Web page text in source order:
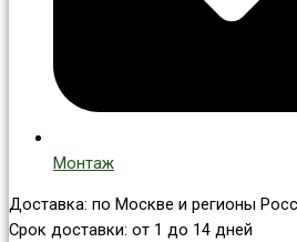
Монтаж
Доставка: по Москве и регионы
Срок доставки: от 1 до 14 дней